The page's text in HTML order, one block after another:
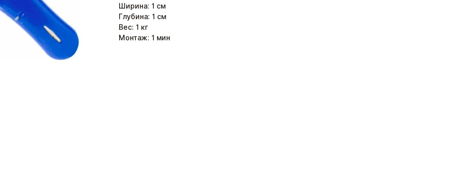
Ширина: 1 см
Глубина: 1 см
Вес: 1 кг
Монтаж: 1 мин